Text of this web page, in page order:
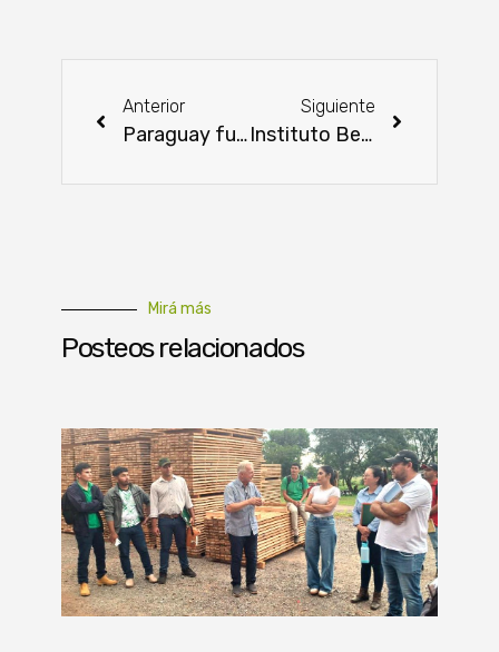
Anterior
Paraguay fue electo como integrante del Consejo de Explotación Postal
Siguiente
Instituto Belén lanza cuatro nuevos cursos en el marco de un workshop y graduación de primeros egresados
Mirá más
Posteos relacionados